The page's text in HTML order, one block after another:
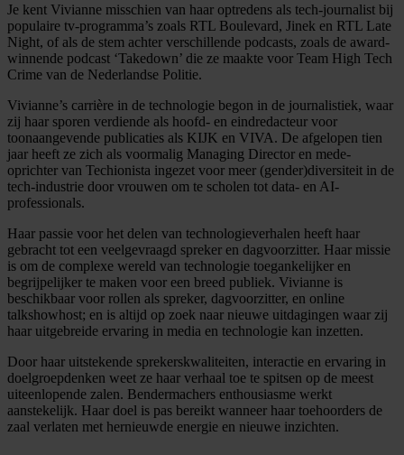
Je kent Vivianne misschien van haar optredens als tech-journalist bij
populaire tv-programma’s zoals RTL Boulevard, Jinek en RTL Late
Night, of als de stem achter verschillende podcasts, zoals de award-
winnende podcast ‘Takedown’ die ze maakte voor Team High Tech
Crime van de Nederlandse Politie.
Vivianne’s carrière in de technologie begon in de journalistiek, waar
zij haar sporen verdiende als hoofd- en eindredacteur voor
toonaangevende publicaties als KIJK en VIVA. De afgelopen tien
jaar heeft ze zich als voormalig Managing Director en mede-
oprichter van Techionista ingezet voor meer (gender)diversiteit in de
tech-industrie door vrouwen om te scholen tot data- en AI-
professionals.
Haar passie voor het delen van technologieverhalen heeft haar
gebracht tot een veelgevraagd spreker en dagvoorzitter. Haar missie
is om de complexe wereld van technologie toegankelijker en
begrijpelijker te maken voor een breed publiek. Vivianne is
beschikbaar voor rollen als spreker, dagvoorzitter, en online
talkshowhost; en is altijd op zoek naar nieuwe uitdagingen waar zij
haar uitgebreide ervaring in media en technologie kan inzetten.
Door haar uitstekende sprekerskwaliteiten, interactie en ervaring in
doelgroepdenken weet ze haar verhaal toe te spitsen op de meest
uiteenlopende zalen. Bendermachers enthousiasme werkt
aanstekelijk. Haar doel is pas bereikt wanneer haar toehoorders de
zaal verlaten met hernieuwde energie en nieuwe inzichten.